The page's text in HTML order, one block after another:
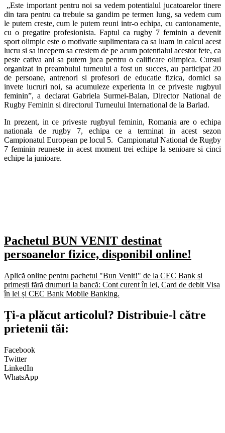
„Este important pentru noi sa vedem potentialul jucatoarelor tinere
din tara pentru ca trebuie sa gandim pe termen lung, sa vedem cum
le putem creste, cum le putem reuni intr-o echipa, cu cantonamente,
cu o pregatire profesionista. Faptul ca rugby 7 feminin a devenit
sport olimpic este o motivatie suplimentara ca sa luam in calcul acest
lucru si sa incepem sa crestem de pe acum potentialul acestor fete, ca
peste cativa ani sa putem juca pentru o calificare olimpica. Cursul
organizat in preambulul turneului a fost un succes, au participat 20
de persoane, antrenori si profesori de educatie fizica, dornici sa
invete lucruri noi, sa acumuleze experienta in ce priveste rugbyul
feminin”, a declarat Gabriela Surmei-Balan, Director National de
Rugby Feminin si directorul Turneului International de la Barlad.
In prezent, in ce priveste rugbyul feminin, Romania are o echipa
nationala de rugby 7, echipa ce a terminat in acest sezon
Campionatul European pe locul 5. Campionatul National de Rugby
7 feminin reuneste in acest moment trei echipe la senioare si cinci
echipe la junioare.
Pachetul BUN VENIT destinat
persoanelor fizice, disponibil online!
Aplică online pentru pachetul "Bun Venit!" de la CEC Bank și
primești fără drumuri la bancă: Cont curent în lei, Card de debit Visa
în lei și CEC Bank Mobile Banking.​
Ți-a plăcut articolul? Distribuie-l către
prietenii tăi:
Facebook
Twitter
LinkedIn
WhatsApp